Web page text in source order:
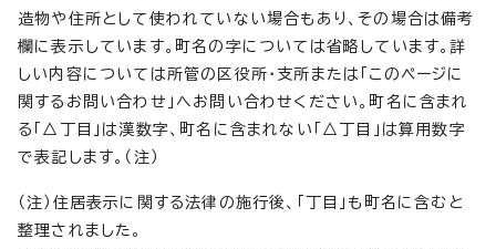
造物や住所として使われていない場合もあり、その場合は備考
欄に表示しています。町名の字については省略しています。詳
しい内容については所管の区役所・支所または「このページに
関するお問い合わせ」へお問い合わせください。町名に含まれ
る「△丁目」は漢数字、町名に含まれない「△丁目」は算用数字
で表記します。（注）
（注）住居表示に関する法律の施行後、「丁目」も町名に含むと
整理されました。